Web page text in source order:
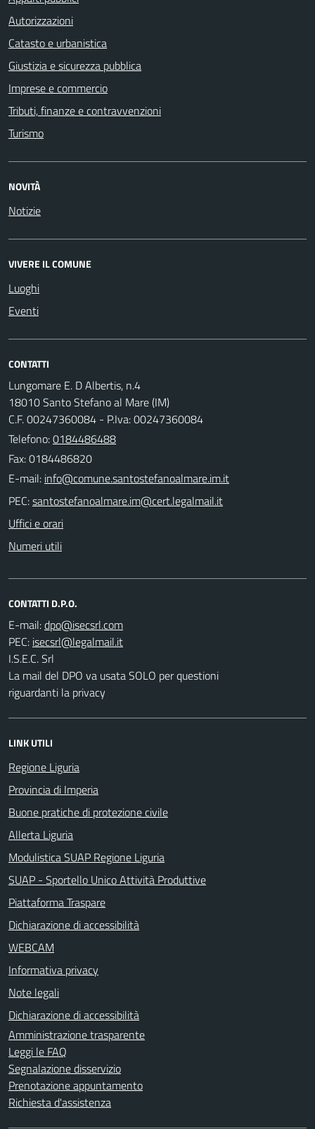
Autorizzazioni
Catasto e urbanistica
Giustizia e sicurezza pubblica
Imprese e commercio
Tributi, finanze e contravvenzioni
Turismo
NOVITÀ
Notizie
VIVERE IL COMUNE
Luoghi
Eventi
CONTATTI
Lungomare E. D Albertis, n.4
18010 Santo Stefano al Mare (IM)
C.F. 00247360084 - P.Iva: 00247360084
Telefono:0184486488
Fax: 0184486820
E-mail:
PEC:
Uffici e orari
Numeri utili
CONTATTI D.P.O.
E-mail:
PEC:
I.S.E.C. Srl
La mail del DPO va usata SOLO per questioni
riguardanti la privacy
LINK UTILI
Regione Liguria
Provincia di Imperia
Buone pratiche di protezione civile
Allerta Liguria
Modulistica SUAP Regione Liguria
SUAP - Sportello Unico Attività Produttive
Piattaforma Traspare
Dichiarazione di accessibilità
WEBCAM
Informativa privacy
Note legali
Dichiarazione di accessibilità
Amministrazione trasparente
Leggi le FAQ
Segnalazione disservizio
Prenotazione appuntamento
Richiesta d'assistenza